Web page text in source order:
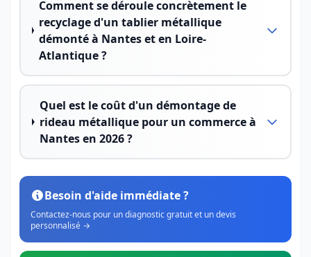
Comment se déroule concrètement le
recyclage d'un tablier métallique
démonté à Nantes et en Loire-
Atlantique ?
Quel est le coût d'un démontage de
rideau métallique pour un commerce à
Nantes en 2026 ?
Besoin d'aide immédiate ?
Contactez-nous pour un diagnostic gratuit et un devis
personnalisé →